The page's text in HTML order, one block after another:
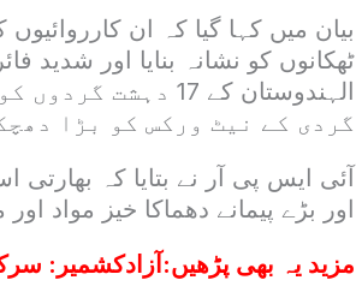
بیان میں کہا گیا کہ ان
ٹھکانوں کو نشانہ بنایا اور شدید
الہندوستان کے 17
گردی کے نیٹ ورکس کو بڑا
آئی ایس پی آر نے بتایا کہ
اور بڑے پیمانے دھماکا خیز مواد
مزید یہ بھی پڑھیں: آزادکشمیر: